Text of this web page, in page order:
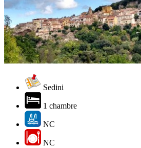
Sedini
1 chambre
NC
NC